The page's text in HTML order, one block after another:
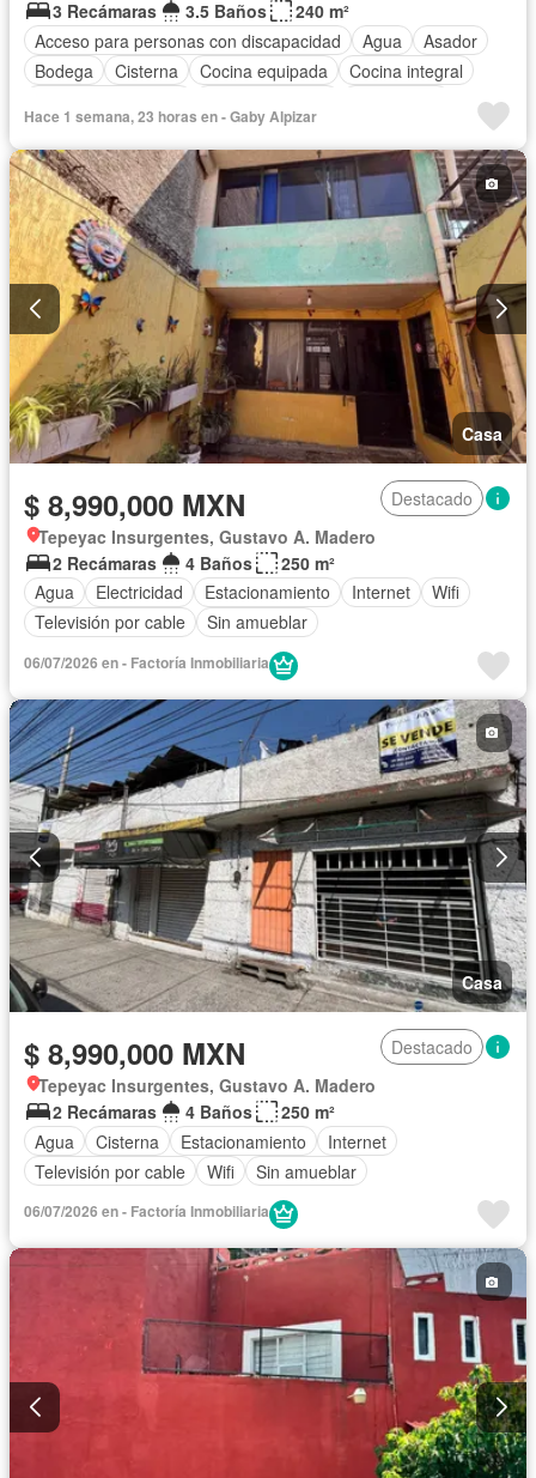
3 Recámaras
3.5 Baños
240 m²
Acceso para personas con discapacidad
Agua
Asador
Bodega
Cisterna Cocina equipada
Cocina integral
Despacho
Sala polivalente
Televisión por cable
Terraza
Vista panorámica Wifi Sin amueblar
Hace 1 semana, 23 horas en - Gaby Alpizar
Casa
$ 8,990,000 MXN
Destacado
Tepeyac Insurgentes, Gustavo A. Madero
2 Recámaras
4 Baños
250 m²
Agua
Electricidad Estacionamiento Internet
Wifi
Televisión por cable
Sin amueblar
06/07/2026 en - Factoría Inmobiliaria
Casa
$ 8,990,000 MXN
Destacado
Tepeyac Insurgentes, Gustavo A. Madero
2 Recámaras
4 Baños
250 m²
Agua
Cisterna Estacionamiento
Internet
Televisión por cable
Wifi Sin amueblar
06/07/2026 en - Factoría Inmobiliaria